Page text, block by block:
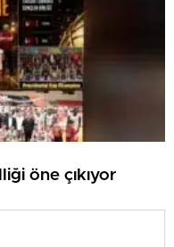
öne çıkıyor